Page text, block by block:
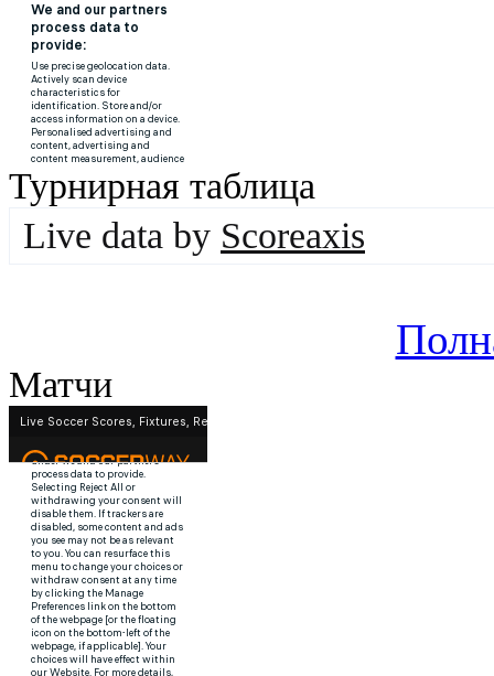
Турнирная таблица
Live data by Scoreaxis
Матчи